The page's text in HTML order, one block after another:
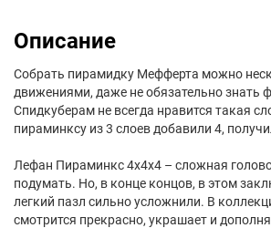
Описание
Собрать пирамидку Мефферта можно
движениями, даже не обязательно знать
Спидкуберам не всегда нравится такая
пираминксу из 3 слоев добавили 4,
Лефан Пираминкс 4х4х4 – сложная
подумать. Но, в конце концов, в этом
легкий пазл сильно усложнили. В
смотрится прекрасно, украшает и